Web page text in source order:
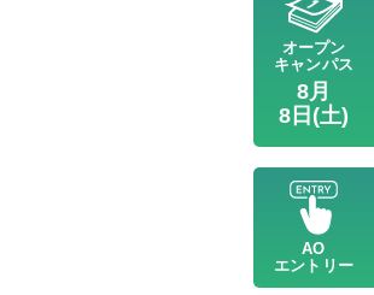
オープン
キャンパス
8月
8日(土)
AO
エントリー